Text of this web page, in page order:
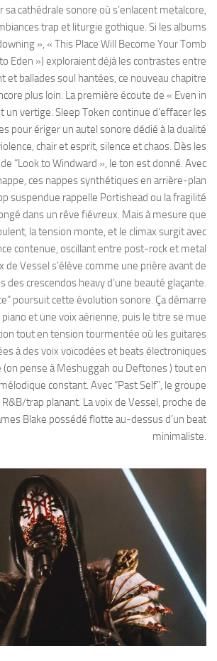
cathédrale sonore où s’enlacent metalcore,
trap et liturgie gothique. Si les albums
», « This Place Will Become Your Tomb
Eden ») exploraient déjà les contrastes entre
et ballades soul hantées, ce nouveau chapitre
plus loin. La première écoute de « Even in
un vertige. Sleep Token continue d’effacer les
pour ériger un autel sonore dédié à la dualité
chair et esprit, silence et chaos. Dès les
“Look to Windward », le ton est donné. Avec
ces nappes synthétiques en arrière-plan
suspendue rappelle Portishead ou la fragilité
dans un rêve fiévreux. Mais à mesure que
la tension monte, et le climax surgit avec
contenue, oscillant entre post-rock et metal
de Vessel s’élève comme une prière avant de
des crescendos heavy d’une beauté glaçante.
poursuit cette évolution sonore. Ça démarre
et une voix aérienne, puis le titre se mue
tout en tension tourmentée où les guitares
à des voix voïcodées et beats électroniques
(on pense à Meshuggah ou Deftones ) tout en
constant. Avec “Past Self”, le groupe
trap planant. La voix de Vessel, proche de
Blake possédé flotte au-dessus d’un beat
minimaliste.